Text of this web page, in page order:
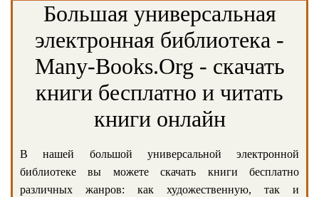
Большая универсальная
электронная библиотека -
Many-Books.Org - скачать
книги бесплатно и читать
книги онлайн
В нашей большой универсальной электронной
библиотеке вы можете скачать книги бесплатно
различных жанров: как художественную, так и